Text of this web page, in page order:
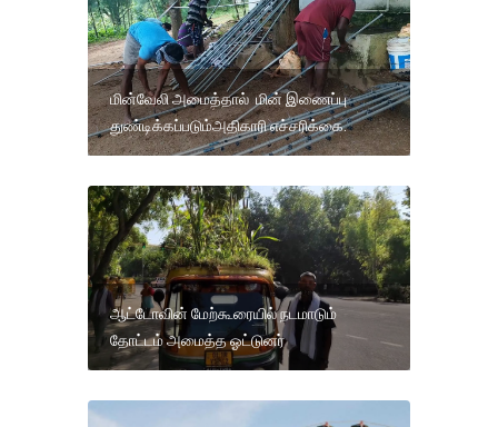
மின்வேலி அமைத்தால் மின் இணைப்பு
துண்டிக்கப்படும்அதிகாரி எச்சரிக்கை.
ஆட்டோவின் மேற்கூரையில் நடமாடும்
தோட்டம் அமைத்த ஓட்டுனர்